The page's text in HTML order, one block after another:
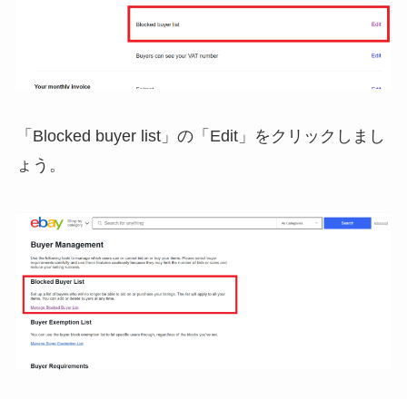
「Blocked buyer list」の「Edit」をクリックしまし
ょう。